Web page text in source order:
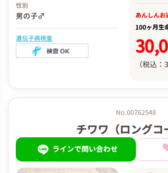
性別
男の子♂
遺伝子病検査
あんしんお
100ヶ月生
（税込：
No.00762548
チワワ（ロングコ
ラインで問い合わせ